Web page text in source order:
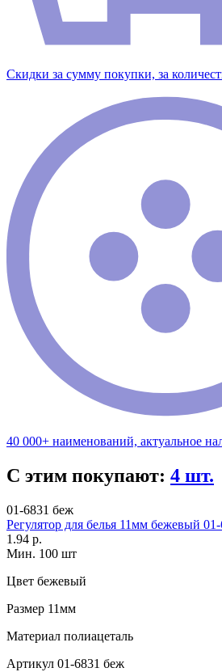
Скидки за сумму покупки, за
40 000+ наименований, актуальное
С этим покупают: 4 шт.
01-6831 беж
Регулятор для белья 11мм бежевый
1.94 р.
Мин. 100 шт
Цвет бежевый
Размер 11мм
Материал полиацеталь
Артикул 01-6831 беж